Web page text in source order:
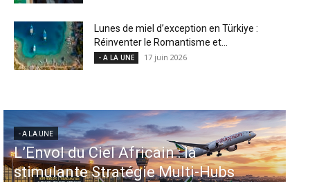
Lunes de miel d’exception en Türkiye :
Réinventer le Romantisme et...
- A LA UNE 17 juin 2026
- A LA UNE
Aéroports US : les États-Unis
injectent 870 millions de dollars